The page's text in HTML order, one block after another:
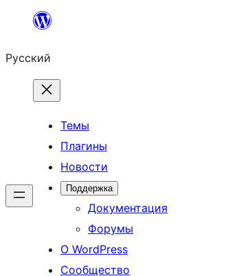
Перейти
содержимому
Русский
Темы
Плагины
Новости
Поддержка
Документация
Форумы
О WordPress
Сообщество